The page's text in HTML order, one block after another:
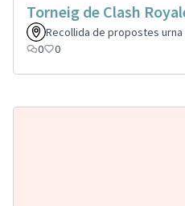
Torneig de Clash
Recollida de propostes urna
0
0